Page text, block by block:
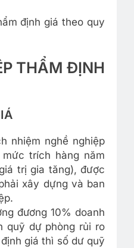
định giá theo quy
THẨM ĐỊNH
nhiệm nghề nghiệp
trích hàng năm
trị gia tăng), được
xây dựng và ban
đương 10% doanh
quỹ dự phòng rủi ro
giá thì số dư quỹ